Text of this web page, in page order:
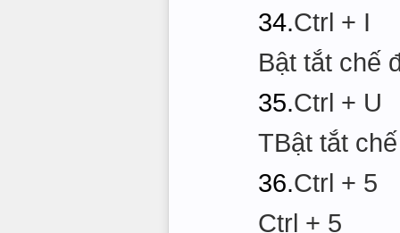
34.Ctrl + I
Bật tắt chế
35.Ctrl + U
TBật tắt
36.Ctrl + 5
Ctrl + 5